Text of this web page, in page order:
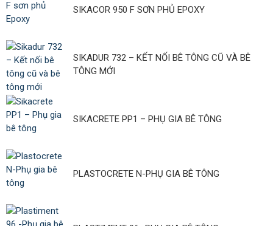
SIKACOR 950 F SƠN PHỦ EPOXY
SIKADUR 732 – KẾT NỐI BÊ TÔNG CŨ VÀ BÊ
TÔNG MỚI
SIKACRETE PP1 – PHỤ GIA BÊ TÔNG
PLASTOCRETE N-PHỤ GIA BÊ TÔNG